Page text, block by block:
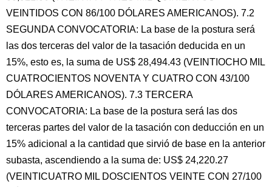
VEINTIDOS CON 86/100 DÓLARES AMERICANOS). 7.2
SEGUNDA CONVOCATORIA: La base de la postura será
las dos terceras del valor de la tasación deducida en un
15%, esto es, la suma de US$ 28,494.43 (VEINTIOCHO MIL
CUATROCIENTOS NOVENTA Y CUATRO CON 43/100
DÓLARES AMERICANOS). 7.3 TERCERA
CONVOCATORIA: La base de la postura será las dos
terceras partes del valor de la tasación con deducción en un
15% adicional a la cantidad que sirvió de base en la anterior
subasta, ascendiendo a la suma de: US$ 24,220.27
(VEINTICUATRO MIL DOSCIENTOS VEINTE CON 27/100